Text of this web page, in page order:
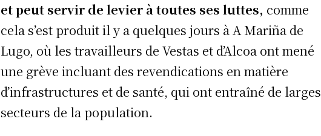
et peut servir de levier à toutes ses luttes, comme
cela s’est produit il y a quelques jours à A Mariña de
Lugo, où les travailleurs de Vestas et d’Alcoa ont mené
une grève incluant des revendications en matière
d’infrastructures et de santé, qui ont entraîné de larges
secteurs de la population.